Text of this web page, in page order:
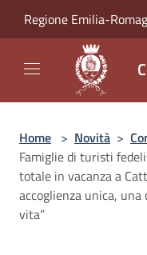
Regione Emilia-
Home > Novità >
Famiglie di turisti
totale in vacanza a
accoglienza unica,
vita”